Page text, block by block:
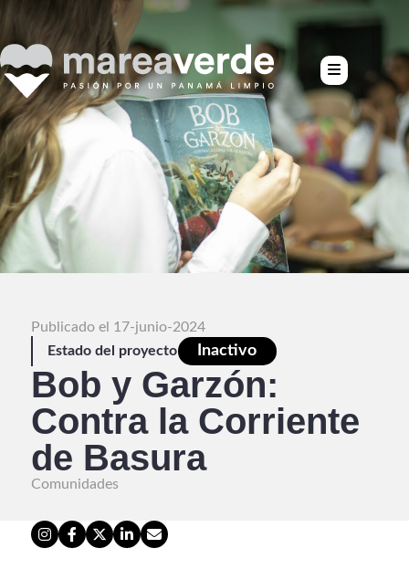
Publicado el 17-junio-2024
Estado del proyecto
Inactivo
Bob y Garzón:
Contra la Corriente
de Basura
Comunidades